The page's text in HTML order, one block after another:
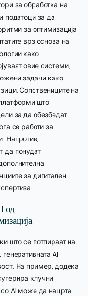
за обработка на
податоци за да
за оптимизација
врз основа на
како
овие системи,
задачи како
Сопствениците на
што
за да обезбедат
се работи за
Напротив,
да понудат
за дигитален
од
што се потпираат на
AI
На пример, додека
клучни
AI може да нацрта